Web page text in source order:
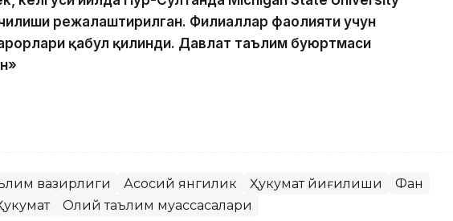
режалаштирилган. Филиаллар фаолияти учун
қабул қилинди. Давлат таълим буюртмаси
вазирлиги Асосий янгилик Ҳукумат йиғилиши
Фан
Олий таълим муассасалари